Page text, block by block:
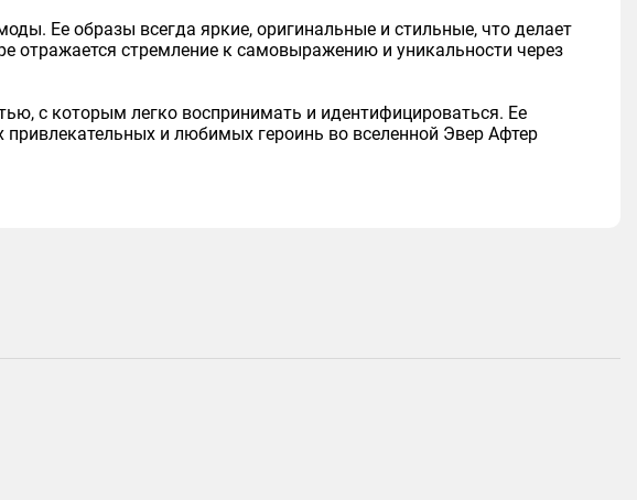
Ее образы всегда яркие, оригинальные и стильные, что делает
отражается стремление к самовыражению и уникальности через
с которым легко воспринимать и идентифицироваться. Ее
и любимых героинь во вселенной Эвер Афтер